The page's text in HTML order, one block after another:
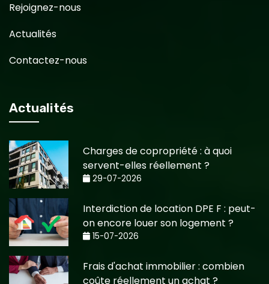
Rejoignez-nous
Actualités
Contactez-nous
Actualités
Charges de copropriété : à quoi
servent-elles réellement ?
29-07-2026
Interdiction de location DPE F : peut-
on encore louer son logement ?
15-07-2026
Frais d'achat immobilier : combien
coûte réellement un achat ?